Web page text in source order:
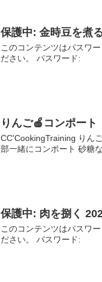
保護中: 金時豆を煮
このコンテンツはパスワ
ださい。 パスワード:
りんご🍎コンポート
CC'CookingTraining りん
部一緒にコンポート 砂糖
保護中: 肉を捌く
このコンテンツはパスワ
ださい。 パスワード: